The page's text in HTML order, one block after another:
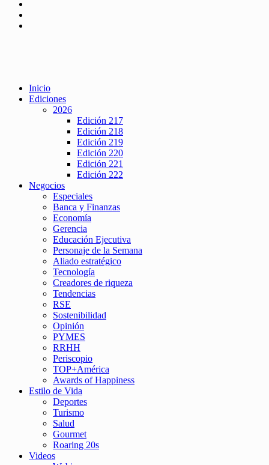
Inicio
Ediciones
2026
Edición 217
Edición 218
Edición 219
Edición 220
Edición 221
Edición 222
Negocios
Especiales
Banca y Finanzas
Economía
Gerencia
Educación Ejecutiva
Personaje de la Semana
Aliado estratégico
Tecnología
Creadores de riqueza
Tendencias
RSE
Sostenibilidad
Opinión
PYMES
RRHH
Periscopio
TOP+América
Awards of Happiness
Estilo de Vida
Deportes
Turismo
Salud
Gourmet
Roaring 20s
Videos